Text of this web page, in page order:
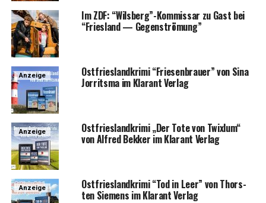
Im ZDF: “Wilsberg”-Kommissar zu Gast bei
“Fries­land — Gegenströmung”
Anzeige Ost­fries­land­kri­mi “Frie­sen­brau­er” von Sina
Jor­rit­s­ma im Klar­ant Verlag
Anzeige Ost­fries­land­kri­mi „Der Tote von Twixlum“
von Alfred Bek­ker im Klar­ant Verlag
Anzeige Ost­fries­land­kri­mi “Tod in Leer” von Thors­
ten Sie­mens im Klar­ant Verlag